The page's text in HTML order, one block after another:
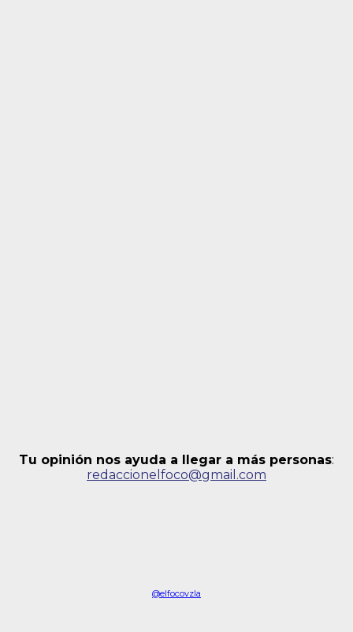
Tu opinión nos ayuda a llegar a más personas:
redaccionelfoco@gmail.com
@elfocovzla